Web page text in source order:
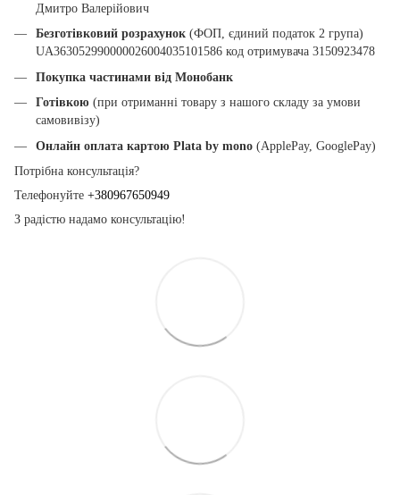
Дмитро Валерійович
Безготівковий розрахунок (ФОП, єдиний податок 2 група)
UA363052990000026004035101586 код отримувача 3150923478
Покупка частинами від Монобанк
Готівкою (при отриманні товару з нашого складу за умови
самовивізу)
Онлайн оплата картою Plata by mono (ApplePay, GooglePay)
Потрібна консультація?
Телефонуйте +380967650949
З радістю надамо консультацію!